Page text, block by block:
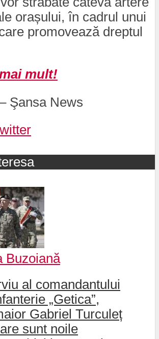
orașului, în cadrul unui
promovează dreptul
mult!
Şansa News
Buzoiană
al comandantului
„Getica”,
Gabriel Turculeț
sunt noile